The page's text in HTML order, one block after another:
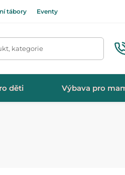
tábory Eventy
kategorie
děti Výbava pro